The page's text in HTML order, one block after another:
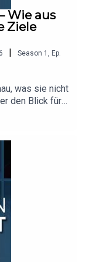
Energie.
Wie aus
Ziele
| Season 1
Ep.
was sie nicht
den Blick für
Claudia
Haltung,
Träume
Psychologin,
sie, wie Vision
können,
Aus ihrer
weiß sie,
zu
nicht